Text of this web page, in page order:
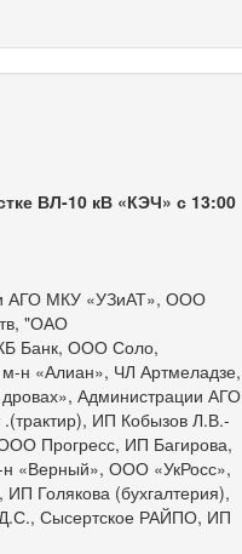
ВЛ-10 кВ «КЭЧ» с 13:00
АГО МКУ «УЗиАТ», ООО
"ОАО
Банк, ООО Соло,
н «Алиан», ЧЛ Артмеладзе,
Администрации АГО
ИП Кобызов Л.В.-
Прогресс, ИП Багирова,
«Верный», ООО «УкРосс»,
Голякова (бухгалтерия),
Сысертское РАЙПО, ИП